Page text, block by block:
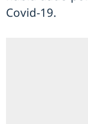
Covid-19.